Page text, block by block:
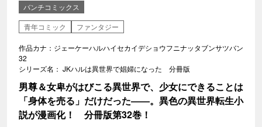
バンチコミックス
青年コミック
ファンタジー
作品カナ：ジェーケーハルハイセカイデショウフニナッタブンサツバン
32
シリーズ名： JKハルは異世界で娼婦になった 分冊版
男尊＆女卑がはびこる異世界で、少女にできることは
「身体を売る」だけだった――。異色の異世界転生小
説が漫画化！ 分冊版第32巻！